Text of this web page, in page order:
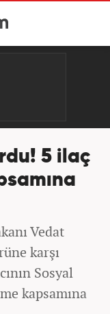
5 ilaç
Vedat
karşı
Sosyal
kapsamına